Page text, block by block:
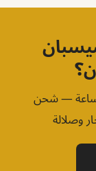
على عرض سعر مجاني خلال 24 ساعة — شحن
وصلالة